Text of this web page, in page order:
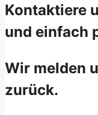
Kontaktiere
und einfach
Wir melden
zurück.